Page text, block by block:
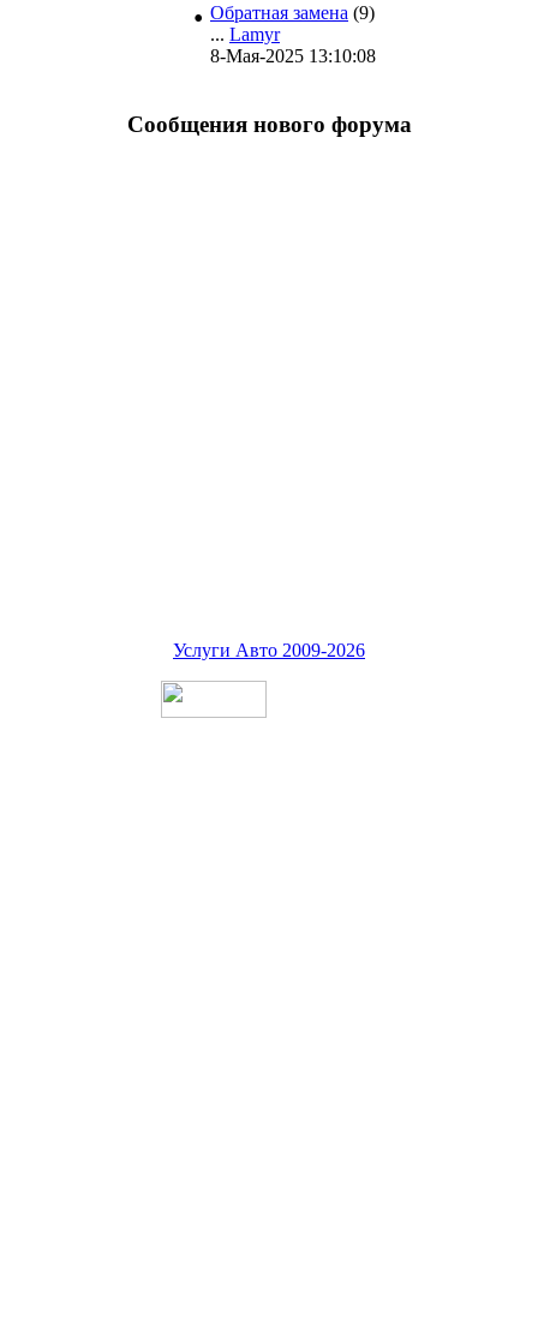
• Обратная замена (9)
... Lamyr
8-Мая-2025 13:10:08
Сообщения нового форума
Услуги Авто 2009-2026